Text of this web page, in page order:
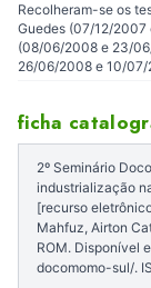
Recolheram-se os
Guedes (07/12/2007
(08/06/2008 e 23/
26/06/2008 e 10/07/
ficha
2º Seminário
industrialização
[recurso
Mahfuz, Airton
ROM. Disponível
docomomo-sul/.